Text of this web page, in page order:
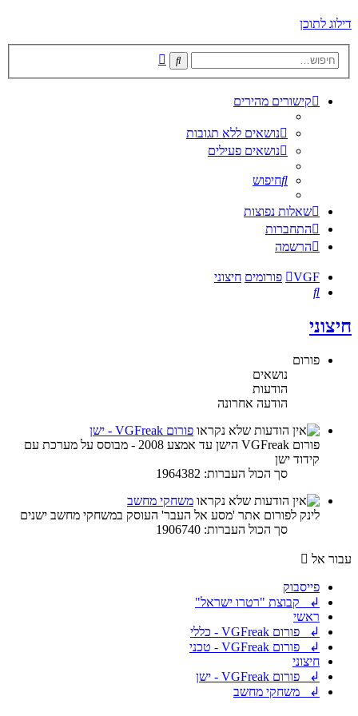
דילוג לתוכן
חיפוש
קישורים מהירים
נושאים ללא תגובות
נושאים פעילים
חיפוש
שאלות נפוצות
התחברות
הרשמה
VGF פורומים חיצוני
חיפוש
חיצוני
פורום
נושאים
הודעות
הודעה אחרונה
פורום VGFreak - ישן
פורום VGFreak הישן עד אמצע 2008 - מבוסס על מערכת עם
קידוד ישן
סך הכול העברות: 1964382
משחקי מחשב
לינק לפורום אתר 'מסע אל העבר' העוסק במשחקי מחשב ישנים
סך הכול העברות: 1906740
עבור אל
פייסבוק
↲ קבוצת "רטרו ישראל"
ראשי
↲ פורום VGFreak - כללי
↲ פורום VGFreak - טכני
חיצוני
↲ פורום VGFreak - ישן
↲ משחקי מחשב